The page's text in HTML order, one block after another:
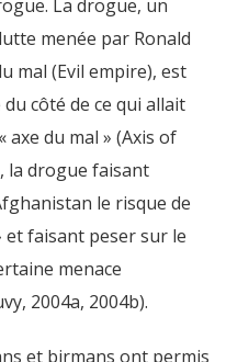
La drogue, un
menée par Ronald
mal (Evil empire), est
côté de ce qui allait
axe du mal » (Axis of
la drogue faisant
le risque de
et faisant peser sur le
menace
2004a, 2004b).
et birmans ont permis